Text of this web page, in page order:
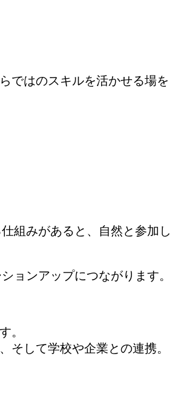
ではのスキルを活かせる場を
組みがあると、自然と参加し
ョンアップにつながります。
。
そして学校や企業との連携。